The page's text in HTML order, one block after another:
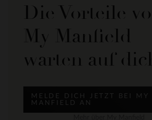
Die Vorteile
My Manfield
warten auf
MELDE DICH JETZT BEI MY
MANFIELD AN